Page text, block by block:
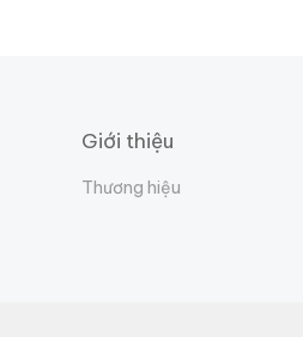
Giới thiệu
Thương hiệu